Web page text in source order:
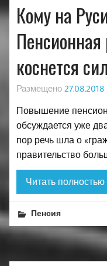
Кому на
коснется
Размещено 27.08.2018
Повышение
обсуждается уже
пор речь шла о
правительство
Читать полностью
Пенсия